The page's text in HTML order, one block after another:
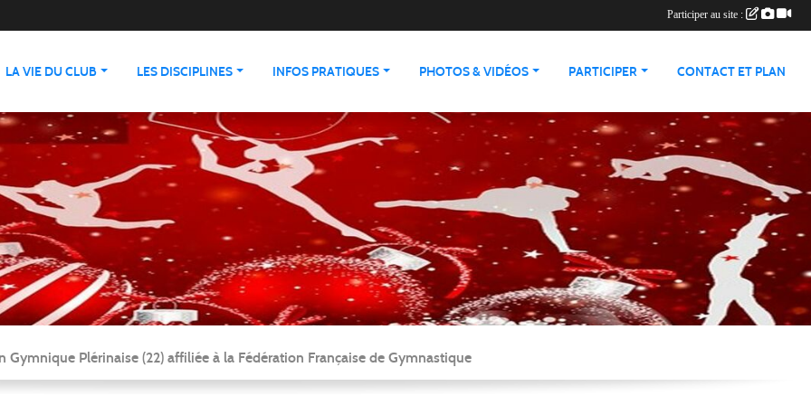
LA VIE DU CLUB LES DISCIPLINES INFOS PRATIQUES PHOTOS & VIDÉOS PARTICIPER CONTACT ET PLAN
Gymnique Plérinaise (22) affiliée à la Fédération Française de Gymnastique
Participer au site :